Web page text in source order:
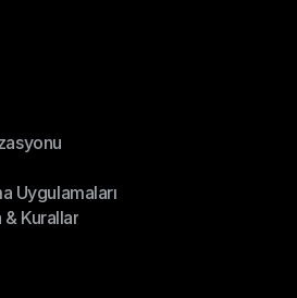
Uygulamaları
Uygulamaları
Kurallar